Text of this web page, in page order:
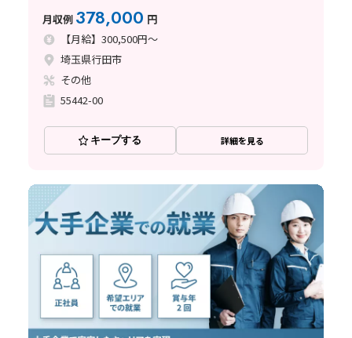
月収例 378,000 円
【月給】300,500円～
埼玉県行田市
その他
55442-00
キープする 詳細を見る